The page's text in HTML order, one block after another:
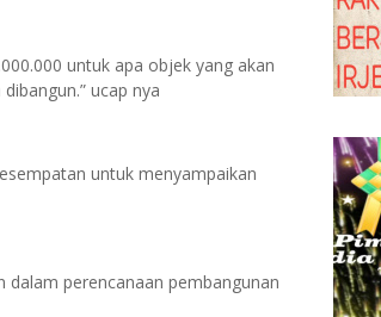
untuk apa objek yang akan
ucap nya
untuk menyampaikan
dalam perencanaan pembangunan